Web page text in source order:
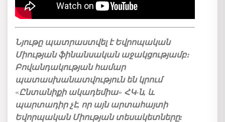
Նյութը պատրաստվել է Եվրոպական
Միության ֆինանսական աջակցությամբ։
Բովանդակության համար
պատասխանատվություն են կրում
«Ընտանիքի ակադեմիա» ՀԿ-ն, և
պարտադիր չէ, որ այն արտահայտի
Եվորպական Միության տեսակետները: